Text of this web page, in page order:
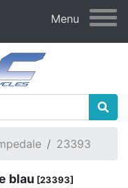
Menu
23393
blau [23393]